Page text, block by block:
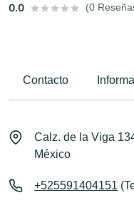
0.0 (0
Contacto
Calz. de la Viga
México
+525591404151